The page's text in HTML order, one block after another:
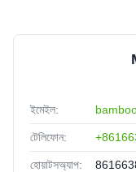
ইমেইল:
টেলিফোন:
হোয়াটসঅ্যাপ: